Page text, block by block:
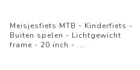
Meisjesfiets MTB - Kinderfiets -
Buiten spelen - Lichtgewicht
frame - 20 inch - ...